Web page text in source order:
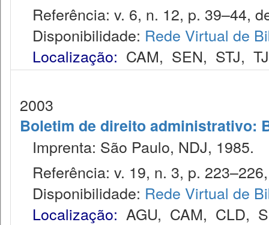
Referência: v. 6, n. 12, p. 39–44,
Disponibilidade: Rede Virtual de
Localização: CAM, SEN, STJ,
2003
Boletim de direito administrativo:
Imprenta: São Paulo, NDJ, 1985.
Referência: v. 19, n. 3, p.
Disponibilidade: Rede Virtual de
Localização: AGU, CAM, CLD,